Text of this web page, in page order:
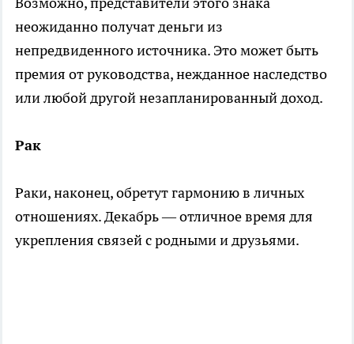
неожиданно получат деньги из
непредвиденного источника. Это может быть
премия от руководства, нежданное наследство
или любой другой незапланированный доход.
Рак
Раки, наконец, обретут гармонию в личных
отношениях. Декабрь — отличное время для
укрепления связей с родными и друзьями.